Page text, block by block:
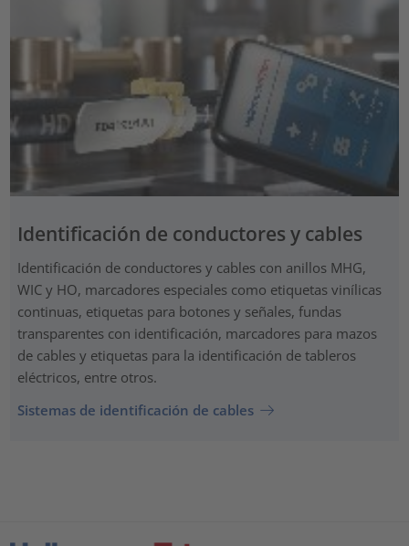
Identificación de conductores y cables
Identificación de conductores y cables con anillos MHG,
WIC y HO, marcadores especiales como etiquetas vinílicas
continuas, etiquetas para botones y señales, fundas
transparentes con identificación, marcadores para mazos
de cables y etiquetas para la identificación de tableros
eléctricos, entre otros.
Sistemas de identificación de cables